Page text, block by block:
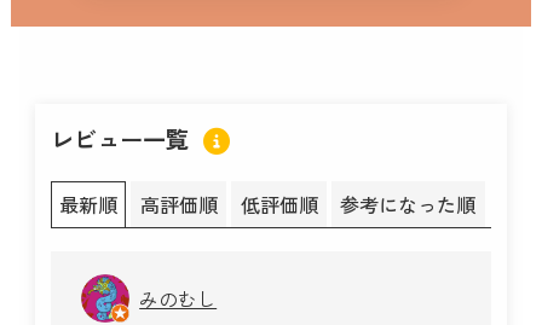
レビュー一覧
最新順 高評価順 低評価順 参考になった順
みのむし